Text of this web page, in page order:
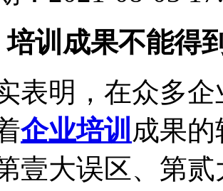
培训成果不能得
明，在众多企
企业培训 成果
壹大误区、第